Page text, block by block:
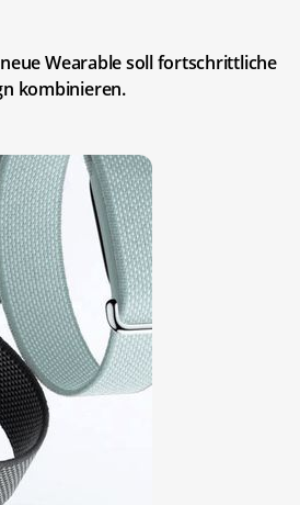
Wearable soll fortschrittliche
kombinieren.